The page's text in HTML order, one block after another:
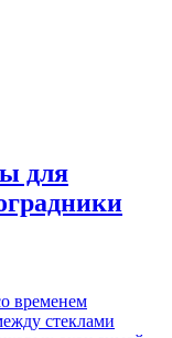
для
временем
стеклами